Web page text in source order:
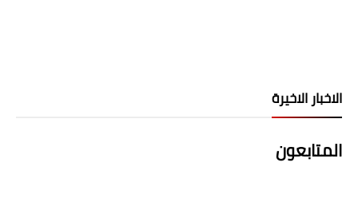
الاخبار الاخيرة
المتابعون